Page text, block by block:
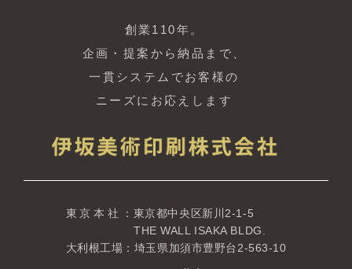
創業110年。
企画・提案から納品まで、
一貫システムでお客様の
ニーズにお応えします
東京本社
：東京都中央区新川2-1-5
THE WALL ISAKA BLDG.
大利根工場：埼玉県加須市豊野台2-563-10